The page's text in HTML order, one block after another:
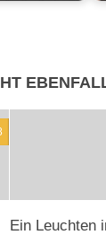
Ein Leuchten